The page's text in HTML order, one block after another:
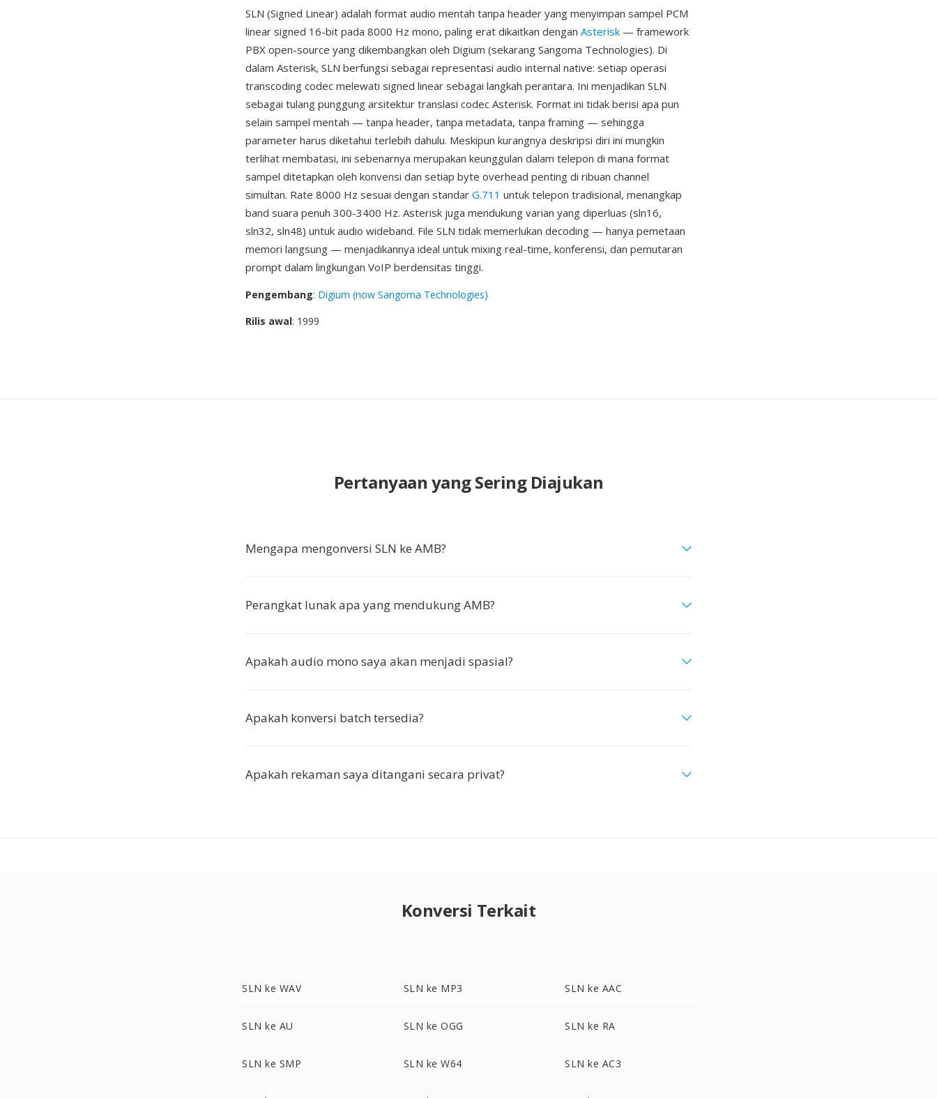
SLN (Signed Linear) adalah format audio mentah tanpa header yang menyimpan sampel PCM
linear signed 16-bit pada 8000 Hz mono, paling erat dikaitkan dengan Asterisk — framework
PBX open-source yang dikembangkan oleh Digium (sekarang Sangoma Technologies). Di
dalam Asterisk, SLN berfungsi sebagai representasi audio internal native: setiap operasi
transcoding codec melewati signed linear sebagai langkah perantara. Ini menjadikan SLN
sebagai tulang punggung arsitektur translasi codec Asterisk. Format ini tidak berisi apa pun
selain sampel mentah — tanpa header, tanpa metadata, tanpa framing — sehingga
parameter harus diketahui terlebih dahulu. Meskipun kurangnya deskripsi diri ini mungkin
terlihat membatasi, ini sebenarnya merupakan keunggulan dalam telepon di mana format
sampel ditetapkan oleh konvensi dan setiap byte overhead penting di ribuan channel
simultan. Rate 8000 Hz sesuai dengan standar G.711 untuk telepon tradisional, menangkap
band suara penuh 300-3400 Hz. Asterisk juga mendukung varian yang diperluas (sln16,
sln32, sln48) untuk audio wideband. File SLN tidak memerlukan decoding — hanya pemetaan
memori langsung — menjadikannya ideal untuk mixing real-time, konferensi, dan pemutaran
prompt dalam lingkungan VoIP berdensitas tinggi.
Pengembang: Digium (now Sangoma Technologies)
Rilis awal: 1999
Pertanyaan yang Sering Diajukan
Mengapa mengonversi SLN ke AMB?
Perangkat lunak apa yang mendukung AMB?
Apakah audio mono saya akan menjadi spasial?
Apakah konversi batch tersedia?
Apakah rekaman saya ditangani secara privat?
Konversi Terkait
SLN ke WAV SLN ke MP3 SLN ke AAC
SLN ke AU SLN ke OGG SLN ke RA
SLN ke SMP SLN ke W64 SLN ke AC3